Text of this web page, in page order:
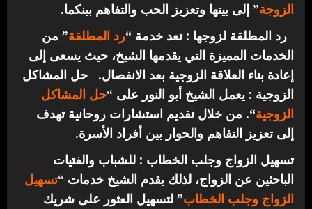
الزوجة” إلى بيتها وتعزيز الحب والتفاهم بينكما.
رد المطلقة لزوجها : تعد خدمة “رد المطلقة” من
الخدمات المميزة التي يقدمها الشيخ، حيث يسعى إلى
إعادة بناء العلاقة الزوجية بعد الانفصال.
حل المشاكل
الزوجية : يعمل الشيخ أبو النور على “حل المشاكل
الزوجية“. من خلال تقديم استشارات روحانية تهدف
إلى تعزيز التفاهم والحوار بين أفراد الأسرة.
تسهيل الزواج وجلب الخطاب : للشباب والفتيات
الباحثين عن الزواج، لذلك يقدم الشيخ خدمات “تسهيل
الزواج وجلب الخطاب” لتسهيل العثور على شريك